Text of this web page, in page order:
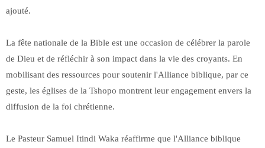
ajouté.
La fête nationale de la Bible est une occasion de célébrer la parole
de Dieu et de réfléchir à son impact dans la vie des croyants. En
mobilisant des ressources pour soutenir l'Alliance biblique, par ce
geste, les églises de la Tshopo montrent leur engagement envers la
diffusion de la foi chrétienne.
Le Pasteur Samuel Itindi Waka réaffirme que l'Alliance biblique